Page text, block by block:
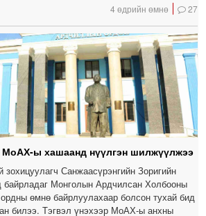
4 өдрийн өмнө 27
ы хашаанд нүүлгэн шилжүүлжээ
Санжаасүрэнгийн Зоригийн
байрладаг Монголын Ардчилсан Холбооны
өмнө байрлуулахаар болсон тухай бид
билээ. Тэгвэл үнэхээр МоАХ-ы анхны